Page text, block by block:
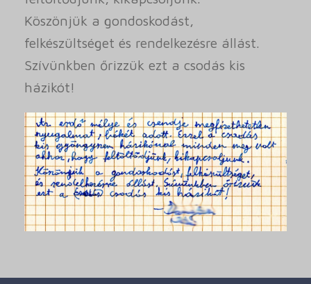
Köszönjük a gondoskodást,
felkészültséget és rendelkezésre állást.
Szívünkben őrizzük ezt a csodás kis
házikót!